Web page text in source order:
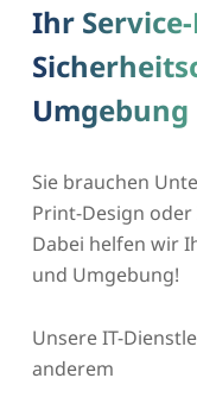
Ihr
Umgebung
Sie brauchen
Print-Design
Dabei helfen wir
und Umgebung!
Unsere IT-
anderem